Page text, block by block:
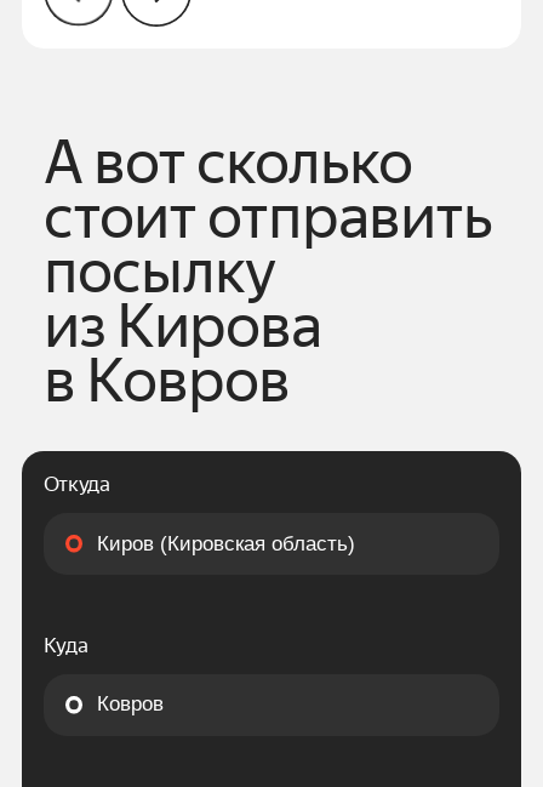
А вот сколько
стоит отправить
посылку
из Кирова
в Ковров
Откуда
Куда